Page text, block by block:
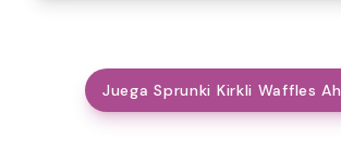
Juega Sprunki Kirkli Waffles